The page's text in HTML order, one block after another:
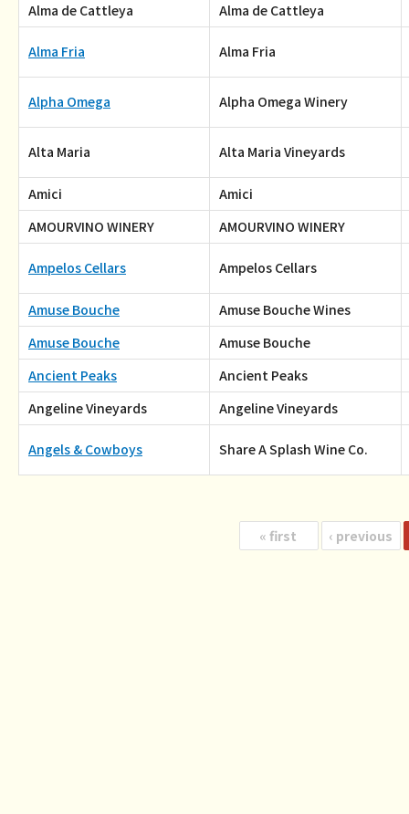
Alma de Cattleya
Alma de Cattleya
Alma Fria Alma Fria
Alpha Omega Alpha Omega Winery
Alta Maria Alta Maria Vineyards
Amici
Amici
AMOURVINO WINERY
AMOURVINO WINERY
Ampelos Cellars Ampelos Cellars
Amuse Bouche
Amuse Bouche Wines
Amuse Bouche
Amuse Bouche
Ancient Peaks
Ancient Peaks
Angeline Vineyards
Angeline Vineyards
Angels & Cowboys Share A Splash Wine Co.
« first ‹ previous